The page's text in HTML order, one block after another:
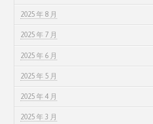
2025 年 8 月
2025 年 7 月
2025 年 6 月
2025 年 5 月
2025 年 4 月
2025 年 3 月